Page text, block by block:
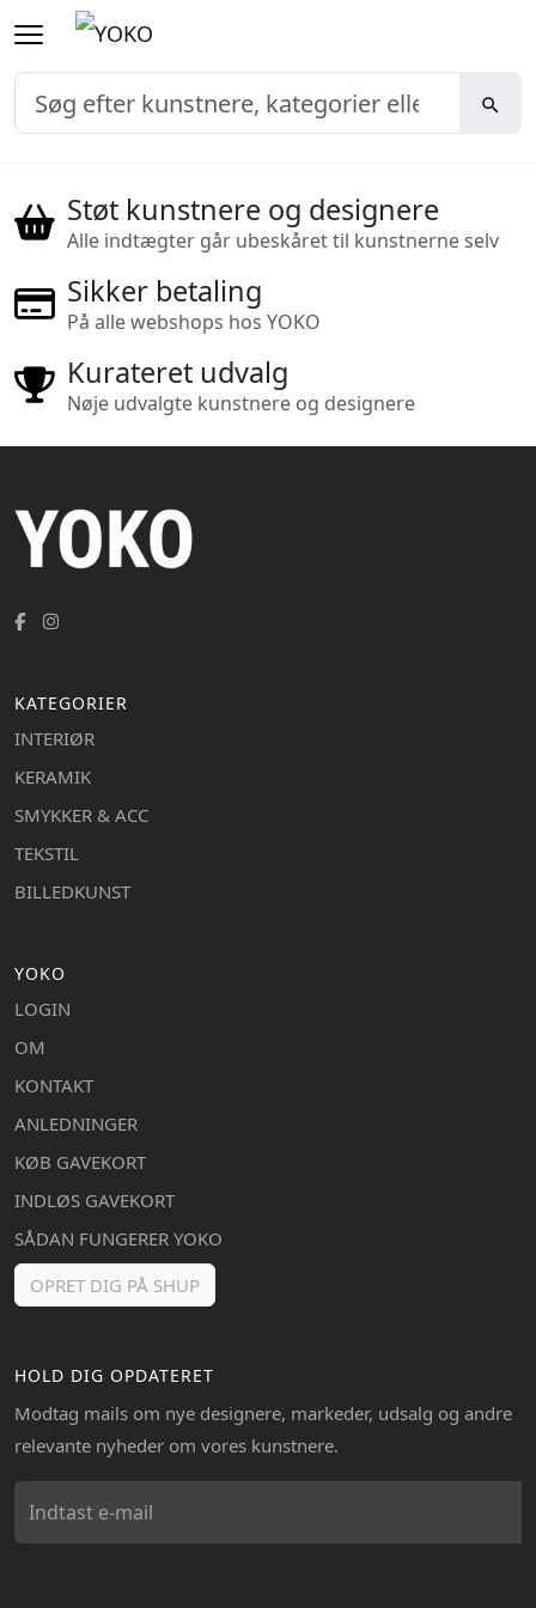
Støt kunstnere og designere
Alle indtægter går ubeskåret til kunstnerne selv
Sikker betaling
På alle webshops hos YOKO
Kurateret udvalg
Nøje udvalgte kunstnere og designere
KATEGORIER
INTERIØR
KERAMIK
SMYKKER & ACC
TEKSTIL
BILLEDKUNST
YOKO
LOGIN
OM
KONTAKT
ANLEDNINGER
KØB GAVEKORT
INDLØS GAVEKORT
SÅDAN FUNGERER YOKO
OPRET DIG PÅ SHUP
HOLD DIG OPDATERET
Modtag mails om nye designere, markeder, udsalg og andre
relevante nyheder om vores kunstnere.